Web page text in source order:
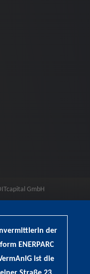
GmbH
der
ENERPARC
ist die